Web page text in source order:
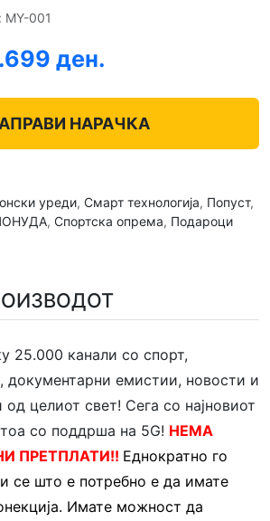
001
ден.
НАРАЧКА
уреди, Смарт технологија, Попуст,
, Спортска опрема, Подароци
25.000 канали со спорт,
документарни емистии, новости и
целиот свет! Сега со најновиот
со поддрша на 5G! НЕМА
ПРЕТПЛАТИ!! Еднократно го
се што е потребно е да имате
Имате можност да